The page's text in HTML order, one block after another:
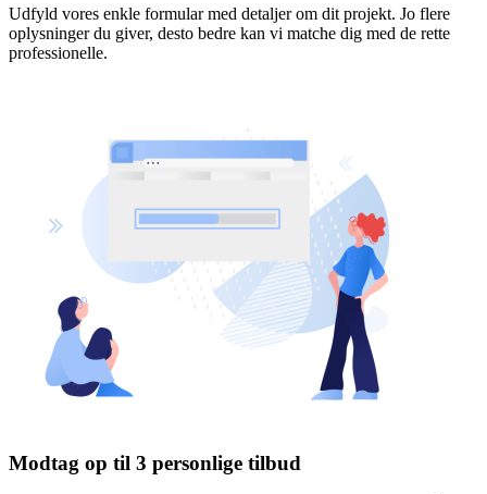
Udfyld vores enkle formular med detaljer om dit projekt. Jo flere
oplysninger du giver, desto bedre kan vi matche dig med de rette
professionelle.
Modtag op til 3 personlige tilbud